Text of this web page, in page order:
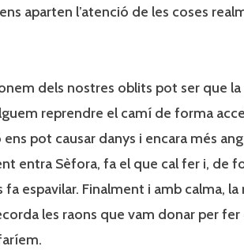
aparten l’atenció de les coses
dels nostres oblits pot ser que la
reprendre el camí de forma
pot causar danys i encara més
entra Sèfora, fa el que cal fer i, de
fa espavilar. Finalment i amb calma,
les raons que vam donar per fer